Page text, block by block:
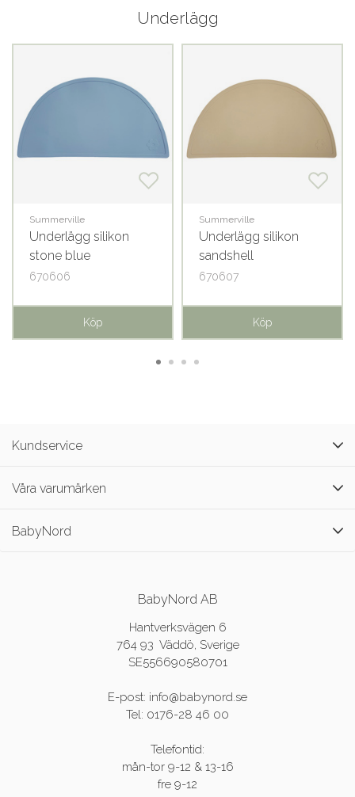
Underlägg
Summerville
Underlägg silikon
stone blue
670606
Köp
Summerville
Underlägg silikon
sandshell
670607
Köp
Kundservice
Våra varumärken
BabyNord
BabyNord AB
Hantverksvägen 6
764 93 Väddö, Sverige
SE556690580701
E-post: info@babynord.se
Tel: 0176-28 46 00
Telefontid:
mån-tor 9-12 & 13-16
fre 9-12